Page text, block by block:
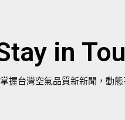
in
掌握台灣空氣品質新新聞，動